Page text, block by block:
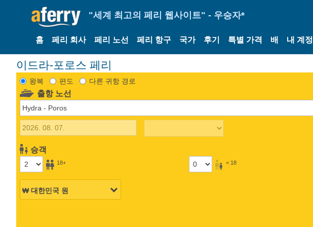
"세계 최고의 페리 웹사이트" - 우승자*
홈 페리 회사 페리 노선 페리 항구 국가 후기 특별 가격 배 내 계정
이드라-포로스 페리
왕복 편도 다른 귀항 경로
출항 노선
승객
18+ < 18